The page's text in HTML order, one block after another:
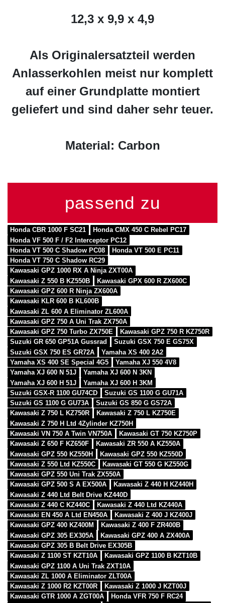
12,3 x 9,9 x 4,9
Als Originalersatzteil werden
Anlasserkohlen meist nur komplett
auf einer Grundplatte montiert
geliefert und sind daher sehr teuer.
Material: Carbon
passend zu
Honda CBR 1000 F SC21
Honda CMX 450 C Rebel PC17
Honda VF 500 F / F2 Interceptor PC12
Honda VT 500 C Shadow PC08
Honda VT 500 E PC11
Honda VT 750 C Shadow RC29
Kawasaki GPZ 1000 RX A Ninja ZXT00A
Kawasaki Z 550 B KZ550B
Kawasaki GPX 600 R ZX600C
Kawasaki GPZ 600 R Ninja ZX600A
Kawasaki KLR 600 B KL600B
Kawasaki ZL 600 A Eliminator ZL600A
Kawasaki GPZ 750 A Uni Trak ZX750A
Kawasaki GPZ 750 Turbo ZX750E
Kawasaki GPZ 750 R KZ750R
Suzuki GR 650 GP51A Gussrad
Suzuki GSX 750 E GS75X
Suzuki GSX 750 ES GR72A
Yamaha XS 400 2A2
Yamaha XS 400 SE Special 4G5
Yamaha XJ 550 4V8
Yamaha XJ 600 N 51J
Yamaha XJ 600 N 3KN
Yamaha XJ 600 H 51J
Yamaha XJ 600 H 3KM
Suzuki GSX-R 1100 GU74CD
Suzuki GS 1100 G GU71A
Suzuki GS 1100 G GU73A
Suzuki GS 850 G GS72A
Kawasaki Z 750 L KZ750R
Kawasaki Z 750 L KZ750E
Kawasaki Z 750 H Ltd 4Zylinder KZ750H
Kawasaki VN 750 A Twin VN750A
Kawasaki GT 750 KZ750P
Kawasaki Z 650 F KZ650F
Kawasaki ZR 550 A KZ550A
Kawasaki GPZ 550 KZ550H
Kawasaki GPZ 550 KZ550D
Kawasaki Z 550 Ltd KZ550C
Kawasaki GT 550 G KZ550G
Kawasaki GPZ 550 Uni Trak ZX550A
Kawasaki GPZ 500 S A EX500A
Kawasaki Z 440 H KZ440H
Kawasaki Z 440 Ltd Belt Drive KZ440D
Kawasaki Z 440 C KZ440C
Kawasaki Z 440 Ltd KZ440A
Kawasaki EN 450 A Ltd EN450A
Kawasaki Z 400 J KZ400J
Kawasaki GPZ 400 KZ400M
Kawasaki Z 400 F ZR400B
Kawasaki GPZ 305 EX305A
Kawasaki GPZ 400 A ZX400A
Kawasaki GPZ 305 B Belt Drive EX305B
Kawasaki Z 1100 ST KZT10A
Kawasaki GPZ 1100 B KZT10B
Kawasaki GPZ 1100 A Uni Trak ZXT10A
Kawasaki ZL 1000 A Eliminator ZLT00A
Kawasaki Z 1000 R2 KZT00R
Kawasaki Z 1000 J KZT00J
Kawasaki GTR 1000 A ZGT00A
Honda VFR 750 F RC24